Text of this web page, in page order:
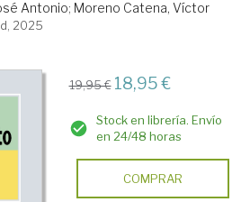
Antonio; Moreno Catena, Víctor
2025
19,95 € 18,95 €
Stock en librería. Envío
en 24/48 horas
COMPRAR